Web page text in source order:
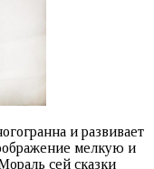
и развивает
мелкую и
сей сказки